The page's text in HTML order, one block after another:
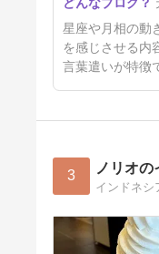
34日前
星座や月相の動
を感じさせる内
言葉遣いが特徴
3 ノリオ